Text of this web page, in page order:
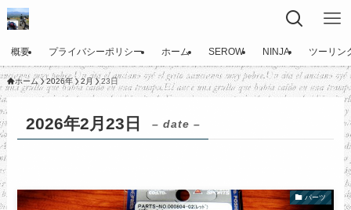
概要 プライバシーポリシー ホーム SEROW NINJA ツーリン
ホーム 2026年 2月 23日
2026年2月23日 – date –
パーツ